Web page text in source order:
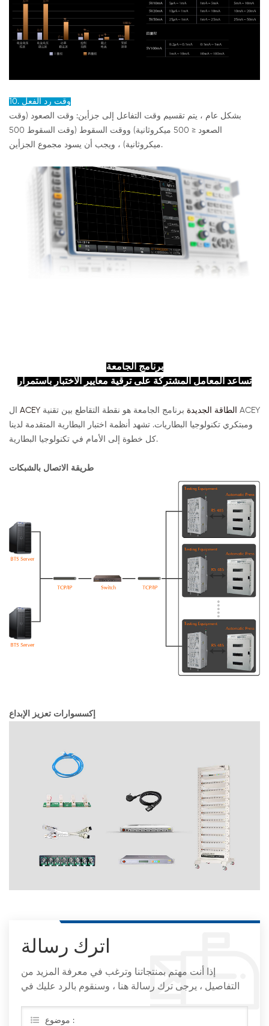
10. وقت رد الفعل
بشكل عام ، يتم تقسيم وقت التفاعل إلى جزأين: وقت الصعود (وقت
الصعود ≤ 500 ميكروثانية) ووقت السقوط (وقت السقوط 500
ميكروثانية) ، ويجب أن يسود مجموع الجزأين.
برنامج الجامعة
تساعد المعامل المشتركة على ترقية معايير الاختبار باستمرار
ال ACEY الطاقة الجديدة برنامج الجامعة هو نقطة التقاطع بين تقنية ACEY
ومبتكري تكنولوجيا البطاريات. تشهد أنظمة اختبار البطارية المتقدمة لدينا
كل خطوة إلى الأمام في تكنولوجيا البطارية.
طريقة الاتصال بالشبكات
إكسسوارات تعزيز الإبداع
اترك رسالة
إذا أنت مهتم بمنتجاتنا وترغب في معرفة المزيد من
التفاصيل ، يرجى ترك رسالة هنا ، وسنقوم بالرد عليك في
موضوع :